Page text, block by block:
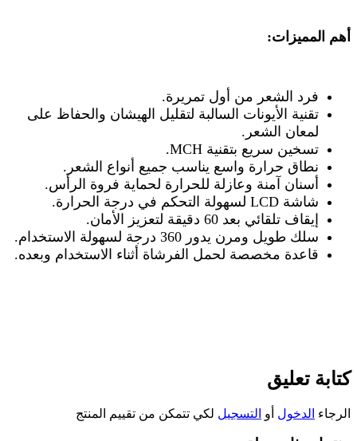
أهم المميزات:
فرد الشعر من أول تمريرة.
تقنية الأيونات السالبة لتقليل الهيشان والحفاظ على
لمعان الشعر .
تسخين سريع بتقنية
نطاق حرارة واسع يناسب جميع أنواع الشعر .
أسنان آمنة وعازلة للحرارة لحماية فروة الرأس.
شاشة
لسهولة التحكم في درجة الحرارة.
إيقاف تلقائي بعد 60 دقيقة لتعزيز الأمان
.
سلك طويل ومرن يدور 360 درجة لسهولة الاستخدام
.
قاعدة مخصصة لحمل الفرشاة أثناء الاستخدام وبعده.
كتابة تعليق
الرجاء الدخول أو التسجيل لكي تتمكن من تقييم المنتج